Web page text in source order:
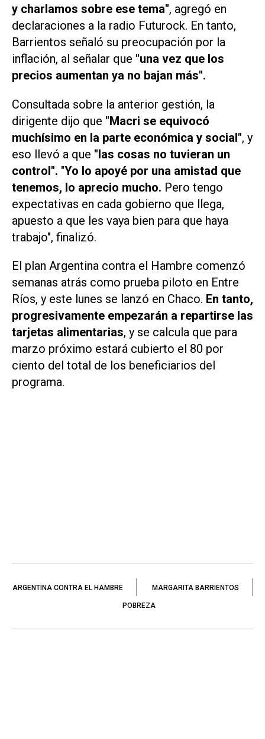
y charlamos sobre ese tema", agregó en
declaraciones a la radio Futurock. En tanto,
Barrientos señaló su preocupación por la
inflación, al señalar que "una vez que los
precios aumentan ya no bajan más".
Consultada sobre la anterior gestión, la
dirigente dijo que "Macri se equivocó
muchísimo en la parte económica y social", y
eso llevó a que "las cosas no tuvieran un
control". "Yo lo apoyé por una amistad que
tenemos, lo aprecio mucho. Pero tengo
expectativas en cada gobierno que llega,
apuesto a que les vaya bien para que haya
trabajo", finalizó.
El plan Argentina contra el Hambre comenzó
semanas atrás como prueba piloto en Entre
Ríos, y este lunes se lanzó en Chaco. En tanto,
progresivamente empezarán a repartirse las
tarjetas alimentarias, y se calcula que para
marzo próximo estará cubierto el 80 por
ciento del total de los beneficiarios del
programa.
ARGENTINA CONTRA EL HAMBRE MARGARITA BARRIENTOS
POBREZA